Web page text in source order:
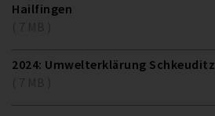
Hailfingen
2024: Umwelterklärung Schkeuditz